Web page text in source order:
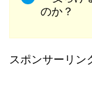
のか？
スポンサーリン